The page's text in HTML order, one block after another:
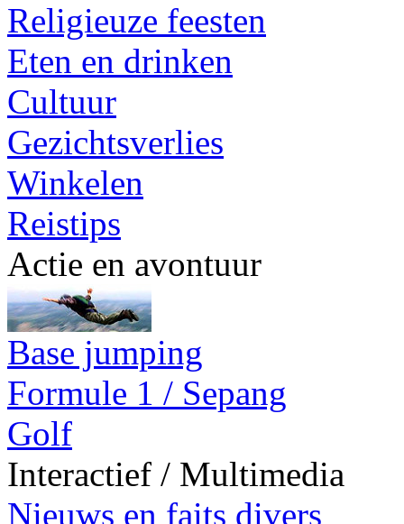
Religieuze feesten
Eten en drinken
Cultuur
Gezichtsverlies
Winkelen
Reistips
Actie en avontuur
Base jumping
Formule 1 / Sepang
Golf
Interactief / Multimedia
Nieuws en faits divers